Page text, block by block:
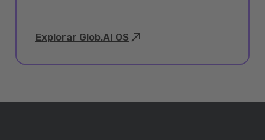
Explorar Glob.AI OS